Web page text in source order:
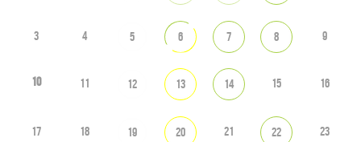
3 4 5 6 7 8 9
10 11 12 13 14 15 16
17 18 19 20 21 22 23